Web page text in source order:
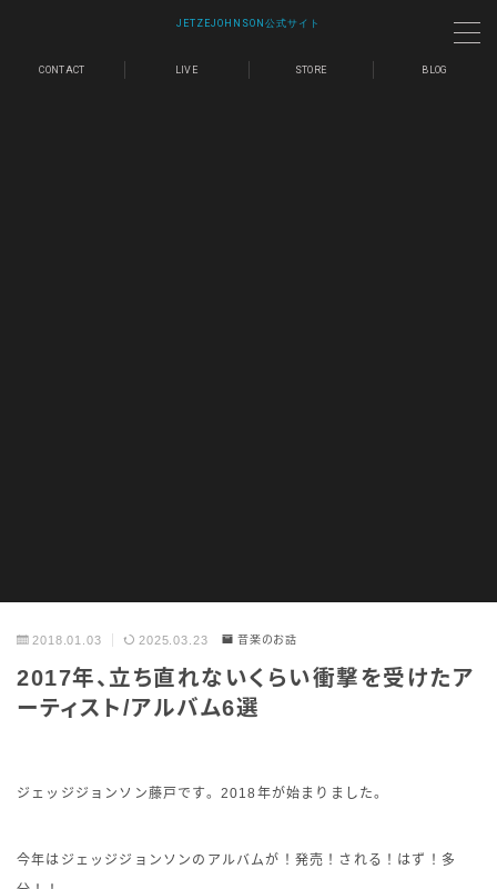
JETZEJOHNSON公式サイト
MENU
CONTACT LIVE STORE BLOG
2018.01.03 2025.03.23 音楽のお話
2017年、立ち直れないくらい衝撃を受けたア
ーティスト/アルバム6選
ジェッジジョンソン藤戸です。2018年が始まりました。
今年はジェッジジョンソンのアルバムが！発売！される！はず！多